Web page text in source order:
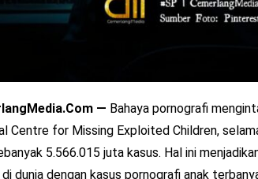
— Bahaya pornografi
Centre for Missing Exploited Children,
5.566.015 juta kasus. Hal ini
di dunia dengan kasus pornografi anak